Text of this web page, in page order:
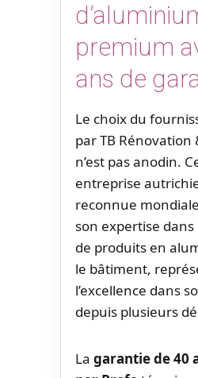
premium
ans de
Le choix du
par TB Rénovation
n’est pas anodin.
entreprise
reconnue
son expertise
de produits en
le bâtiment,
l’excellence dans
depuis plusieurs
La garantie de 40